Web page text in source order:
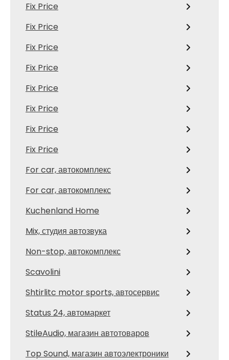
Fix Price
Fix Price
Fix Price
Fix Price
Fix Price
Fix Price
Fix Price
Fix Price
For car, автокомплекс
For car, автокомплекс
Kuchenland Home
Mix, студия автозвука
Non-stop, автокомплекс
Scavolini
Shtirlitc motor sports, автосервис
Status 24, автомаркет
StileAudio, магазин автотоваров
Top Sound, магазин автоэлектроники